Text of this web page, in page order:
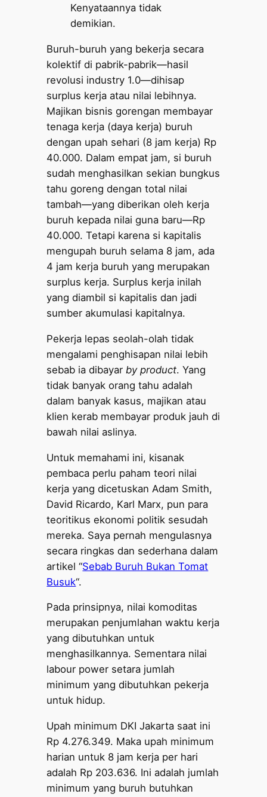
Kenyataannya tidak
demikian.
Buruh-buruh yang bekerja secara
kolektif di pabrik-pabrik—hasil
revolusi industry 1.0—dihisap
surplus kerja atau nilai lebihnya.
Majikan bisnis gorengan membayar
tenaga kerja (daya kerja) buruh
dengan upah sehari (8 jam kerja) Rp
40.000. Dalam empat jam, si buruh
sudah menghasilkan sekian bungkus
tahu goreng dengan total nilai
tambah—yang diberikan oleh kerja
buruh kepada nilai guna baru—Rp
40.000. Tetapi karena si kapitalis
mengupah buruh selama 8 jam, ada
4 jam kerja buruh yang merupakan
surplus kerja. Surplus kerja inilah
yang diambil si kapitalis dan jadi
sumber akumulasi kapitalnya.
Pekerja lepas seolah-olah tidak
mengalami penghisapan nilai lebih
sebab ia dibayar by product. Yang
tidak banyak orang tahu adalah
dalam banyak kasus, majikan atau
klien kerab membayar produk jauh di
bawah nilai aslinya.
Untuk memahami ini, kisanak
pembaca perlu paham teori nilai
kerja yang dicetuskan Adam Smith,
David Ricardo, Karl Marx, pun para
teoritikus ekonomi politik sesudah
mereka. Saya pernah mengulasnya
secara ringkas dan sederhana dalam
artikel “Sebab Buruh Bukan Tomat
Busuk“.
Pada prinsipnya, nilai komoditas
merupakan penjumlahan waktu kerja
yang dibutuhkan untuk
menghasilkannya. Sementara nilai
labour power setara jumlah
minimum yang dibutuhkan pekerja
untuk hidup.
Upah minimum DKI Jakarta saat ini
Rp 4.276.349. Maka upah minimum
harian untuk 8 jam kerja per hari
adalah Rp 203.636. Ini adalah jumlah
minimum yang buruh butuhkan